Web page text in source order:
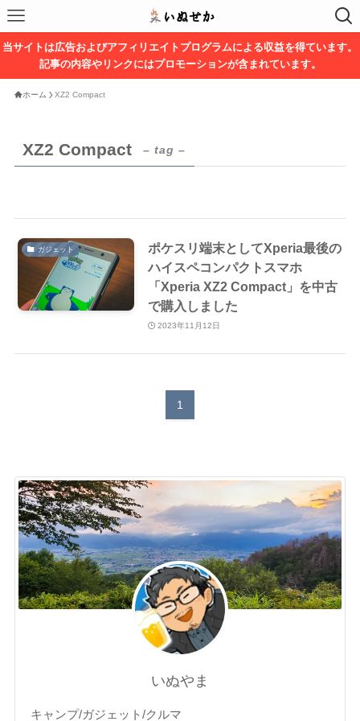
当サイトは広告およびアフィリエイトプログラムによる収益を得ています。
記事の内容やリンクにはプロモーションが含まれています。
ホーム XZ2 Compact
XZ2 Compact – tag –
ガジェット
ポケスリ端末としてXperia最後の
ハイスペコンパクトスマホ
「Xperia XZ2 Compact」を中古
で購入しました
2023年11月12日
1
いぬやま
キャンプ/ガジェット/クルマ